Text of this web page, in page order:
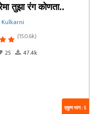
तुझा रंग कोणता..
Kulkarni
(150.6k)
25 47.4k
एकूण भाग : 5